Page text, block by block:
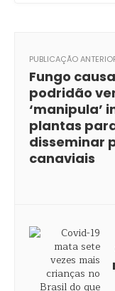
PUBLICAÇÃO
Fungo
podridão
‘manipula’
plantas
disseminar
canaviais